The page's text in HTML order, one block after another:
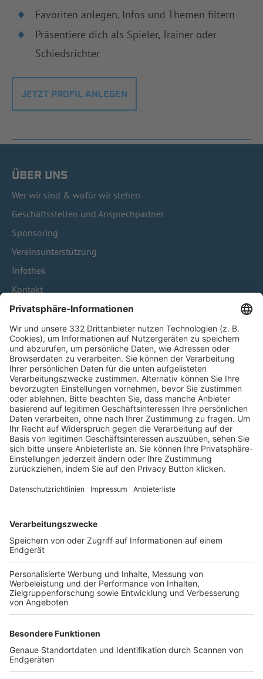
Favoriten anlegen, Infos und Themen filtern
Präsentiere dich als Spieler, Trainer oder
Schiedsrichter
JETZT PROFIL ANLEGEN
ÜBER UNS
Wer wir sind & wofür wir stehen
Geschäftsstellen und Ansprechpartner
Sponsoring
Vereinsunterstützung
Infothek
Kontakt
HÄUFIG BESUCHTE SEITEN
Pässe und Vereinswechsel
Trainerausbildung
Schulungsangebot Vereinsmitarbeiter
BFV-Geschäftsstellen
Trainerbörse
Login SpielPlus
FOLGE DEM BFV
TOP-VEREINE
TOP-PARTNER